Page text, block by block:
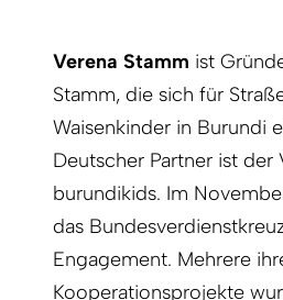
Verena Stamm ist
Stamm, die sich für
Waisenkinder in Burundi
Deutscher Partner ist der
burundikids. Im
das
Engagement. Mehrere
Kooperationsprojekte